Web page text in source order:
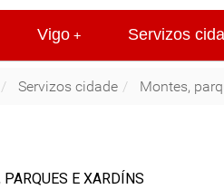
+
Vigo Servizos
Servizos cidade Montes,
PARQUES E XARDÍNS